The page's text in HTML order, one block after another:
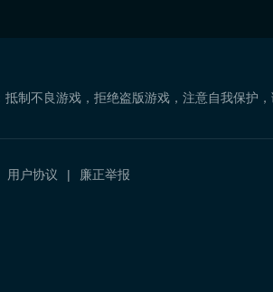
抵制不良游戏，拒绝盗版游戏，注意自我保护
用户协议 廉正举报